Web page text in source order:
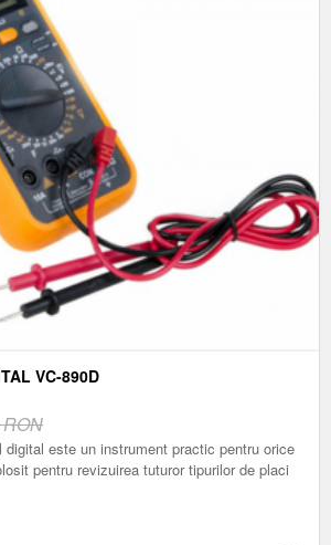
VC-890D
digital este un instrument practic pentru orice
pentru revizuirea tuturor tipurilor de placi